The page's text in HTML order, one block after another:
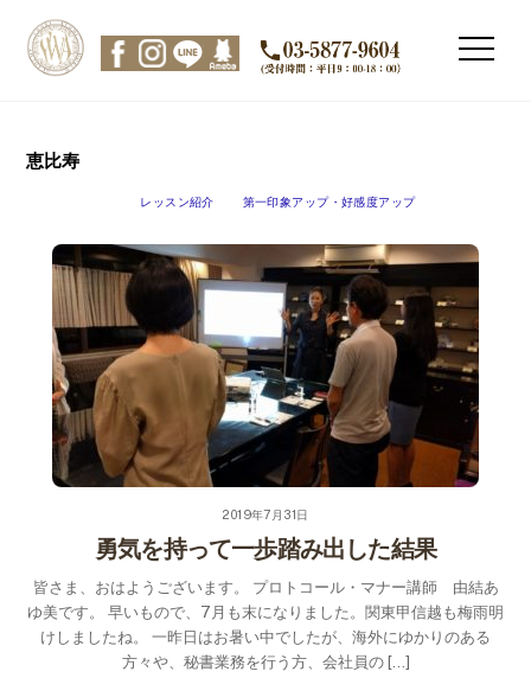
content
Menu
恵比寿
レッスン紹介 第一印象アップ・好感度アップ
2019年7月31日
勇気を持って一歩踏み出した結果
皆さま、おはようございます。 プロトコール・マナー講師 由結あ
ゆ美です。 早いもので、7月も末になりました。関東甲信越も梅雨明
けしましたね。 一昨日はお暑い中でしたが、海外にゆかりのある
方々や、秘書業務を行う方、会社員の […]